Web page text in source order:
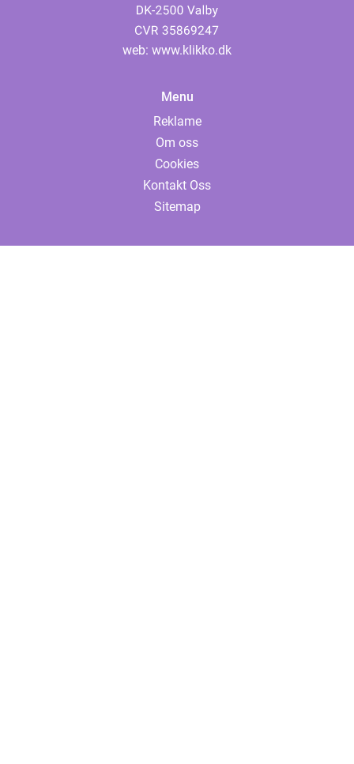
web: www.klikko.dk
Menu
Reklame
Om oss
Cookies
Kontakt Oss
Sitemap